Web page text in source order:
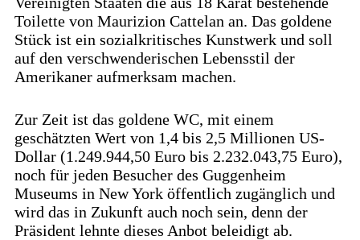
Toilette von Maurizion Cattelan an. Das goldene
Stück ist ein sozialkritisches Kunstwerk und soll
auf den verschwenderischen Lebensstil der
Amerikaner aufmerksam machen.
Zur Zeit ist das goldene WC, mit einem
geschätzten Wert von 1,4 bis 2,5 Millionen US-
Dollar (1.249.944,50 Euro bis 2.232.043,75 Euro),
noch für jeden Besucher des Guggenheim
Museums in New York öffentlich zugänglich und
wird das in Zukunft auch noch sein, denn der
Präsident lehnte dieses Anbot beleidigt ab.